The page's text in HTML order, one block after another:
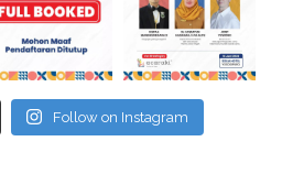
Follow on Instagram